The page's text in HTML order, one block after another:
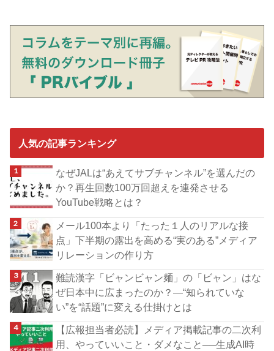
人気の記事ランキング
なぜJALは“あえてサブチャンネル”を選んだの
か？再生回数100万回超えを連発させる
YouTube戦略とは？
メール100本より「たった１人のリアルな接
点」下半期の露出を高める“実のある”メディア
リレーションの作り方
難読漢字「ビャンビャン麺」の「ビャン」はな
ぜ日本中に広まったのか？―“知られていな
い”を“話題”に変える仕掛けとは
【広報担当者必読】メディア掲載記事の二次利
用、やっていいこと・ダメなこと──生成AI時